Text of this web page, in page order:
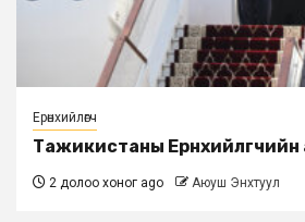
Ерөнхийлөгч
Тажикистаны Ерөнхийлөгчийн
2 долоо хоног ago Аюуш Энхтуул